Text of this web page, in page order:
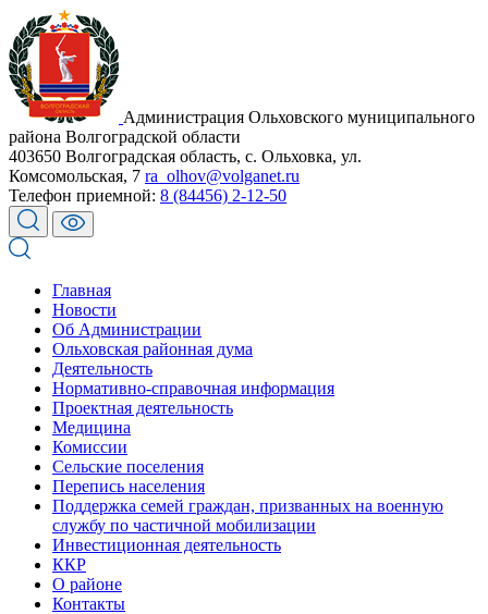
Администрация Ольховского муниципального
района Волгоградской области
403650 Волгоградская область, с. Ольховка, ул.
Комсомольская, 7 ra_olhov@volganet.ru
Телефон приемной: 8 (84456) 2-12-50
Главная
Новости
Об Администрации
Ольховская районная дума
Деятельность
Нормативно-справочная информация
Проектная деятельность
Медицина
Комиссии
Сельские поселения
Перепись населения
Поддержка семей граждан, призванных на военную
службу по частичной мобилизации
Инвестиционная деятельность
ККР
О районе
Контакты